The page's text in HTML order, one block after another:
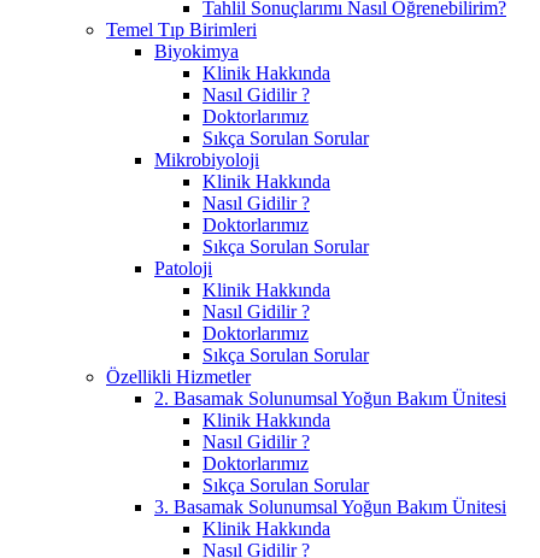
Tahlil Sonuçlarımı Nasıl Öğrenebilirim?
Temel Tıp Birimleri
Biyokimya
Klinik Hakkında
Nasıl Gidilir ?
Doktorlarımız
Sıkça Sorulan Sorular
Mikrobiyoloji
Klinik Hakkında
Nasıl Gidilir ?
Doktorlarımız
Sıkça Sorulan Sorular
Patoloji
Klinik Hakkında
Nasıl Gidilir ?
Doktorlarımız
Sıkça Sorulan Sorular
Özellikli Hizmetler
2. Basamak Solunumsal Yoğun Bakım Ünitesi
Klinik Hakkında
Nasıl Gidilir ?
Doktorlarımız
Sıkça Sorulan Sorular
3. Basamak Solunumsal Yoğun Bakım Ünitesi
Klinik Hakkında
Nasıl Gidilir ?